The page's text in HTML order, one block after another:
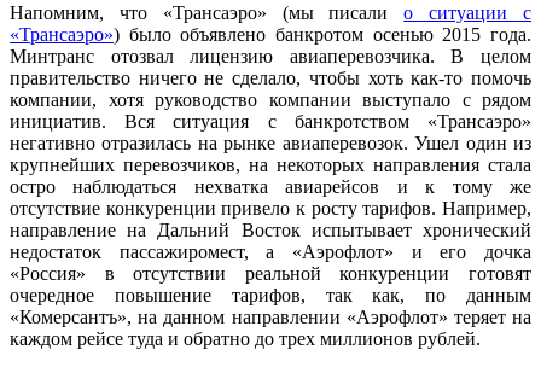
Напомним, что «Трансаэро» (мы писалио ситуации с
«Трансаэро») было объявлено банкротом осенью 2015 года.
Минтранс отозвал лицензию авиаперевозчика. В целом
правительство ничего не сделало, чтобы хоть как-то помочь
компании, хотя руководство компании выступало с рядом
инициатив. Вся ситуация с банкротством «Трансаэро»
негативно отразилась на рынке авиаперевозок. Ушел один из
крупнейших перевозчиков, на некоторых направления стала
остро наблюдаться нехватка авиарейсов и к тому же
отсутствие конкуренции привело к росту тарифов. Например,
направление на Дальний Восток испытывает хронический
недостаток пассажиромест, а «Аэрофлот» и его дочка
«Россия» в отсутствии реальной конкуренции готовят
очередное повышение тарифов, так как, по данным
«Комерсантъ», на данном направлении «Аэрофлот» теряет на
каждом рейсе туда и обратно до трех миллионов рублей.